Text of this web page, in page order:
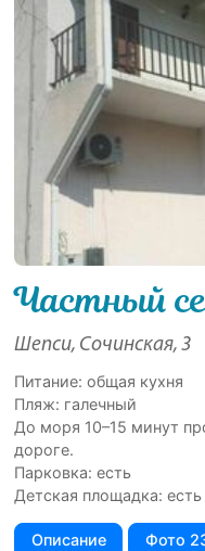
Частный
Шепси, Сочинская, 3
Питание: общая кухня
Пляж: галечный
До моря 10–15 минут
дороге.
Парковка: есть
Детская площадка: есть
Описание Фото